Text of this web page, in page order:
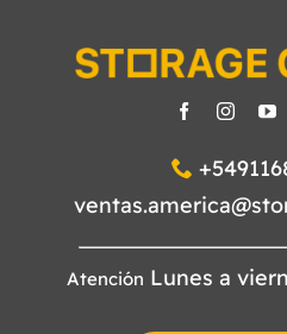
Atención Lunes a